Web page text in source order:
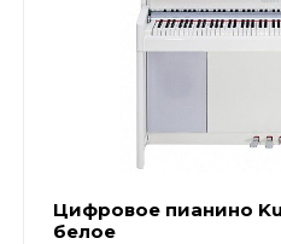
Цифровое пианино
белое